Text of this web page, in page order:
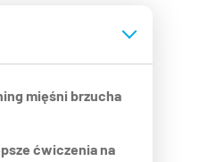
mięśni brzucha
ćwiczenia na